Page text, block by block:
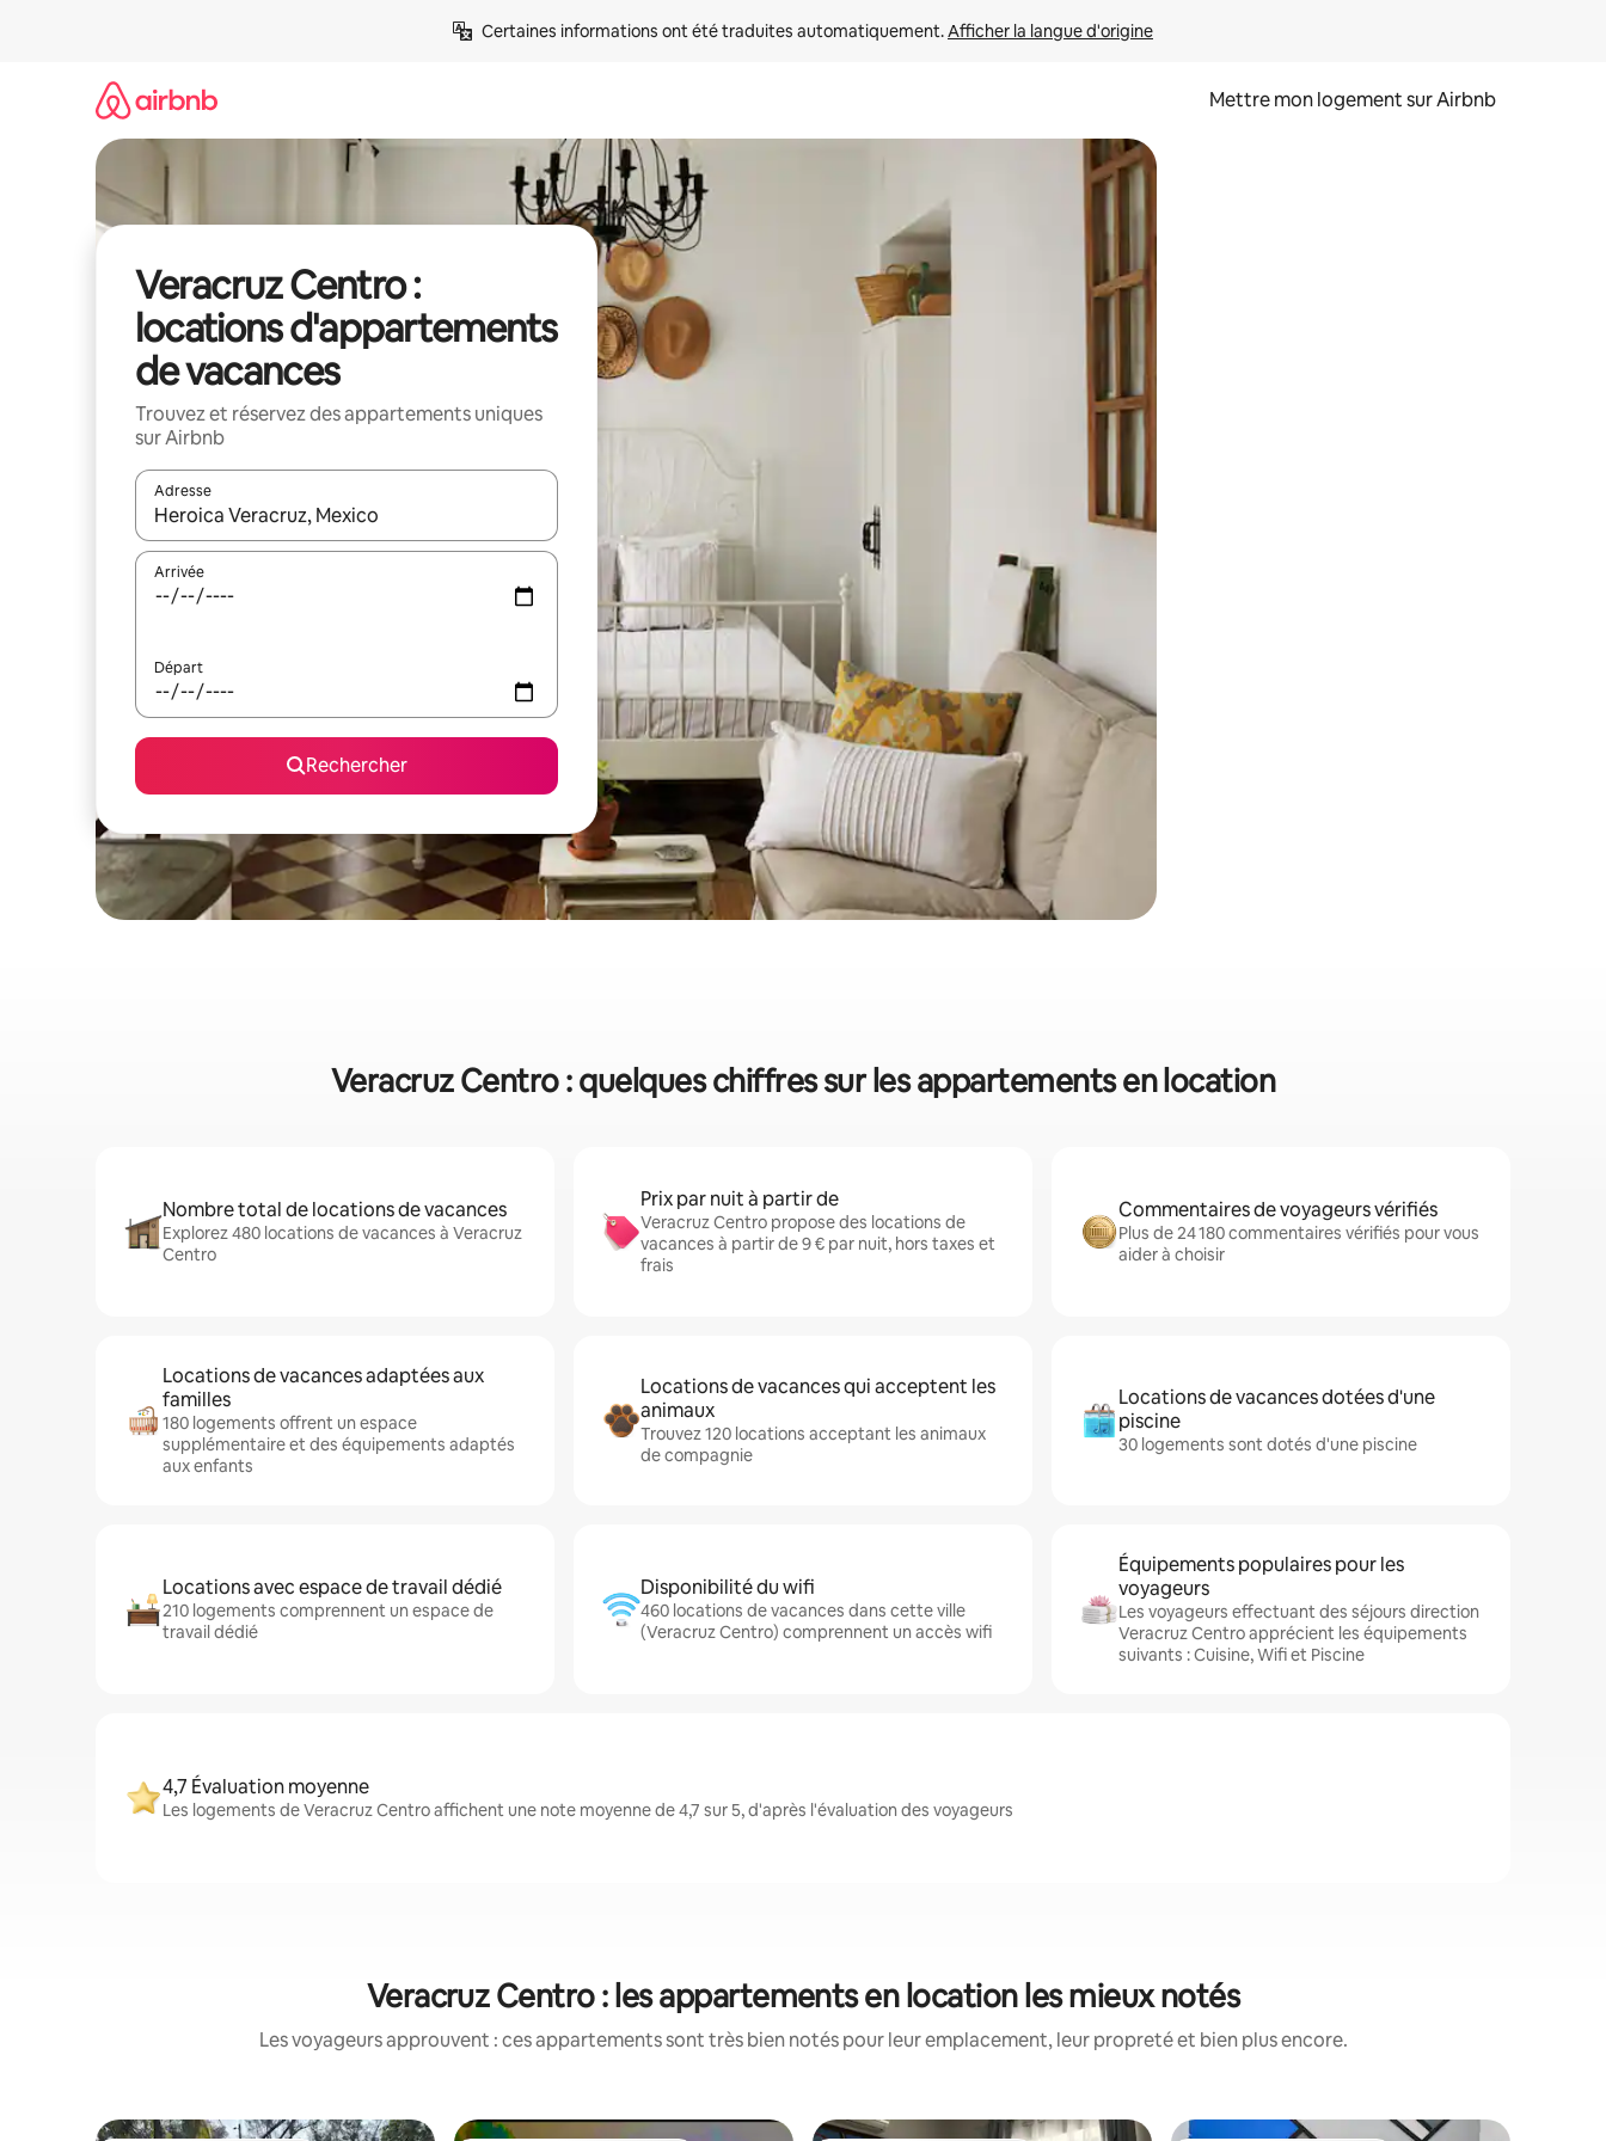
Certaines informations ont été traduites automatiquement. Afficher la langue d'origine
Mettre mon logement sur Airbnb
Veracruz Centro :
locations d'appartements
de vacances
Trouvez et réservez des appartements uniques
sur Airbnb
Adresse
Lorsque les résultats s'affichent, utilisez les flèches vers le haut et vers le bas pour les parcourir ou en appuyant et en faisant glisser.
Arrivée
Départ
Rechercher
Veracruz Centro : quelques chiffres sur les appartements en location
Nombre total de locations de vacances
Explorez 480 locations de vacances à Veracruz
Centro
Prix par nuit à partir de
Veracruz Centro propose des locations de
vacances à partir de 9 € par nuit, hors taxes et
frais
Commentaires de voyageurs vérifiés
Plus de 24 180 commentaires vérifiés pour vous
aider à choisir
Locations de vacances adaptées aux
familles
180 logements offrent un espace
supplémentaire et des équipements adaptés
aux enfants
Locations de vacances qui acceptent les
animaux
Trouvez 120 locations acceptant les animaux
de compagnie
Locations de vacances dotées d'une
piscine
30 logements sont dotés d'une piscine
Locations avec espace de travail dédié
210 logements comprennent un espace de
travail dédié
Disponibilité du wifi
460 locations de vacances dans cette ville
(Veracruz Centro) comprennent un accès wifi
Équipements populaires pour les
voyageurs
Les voyageurs effectuant des séjours direction
Veracruz Centro apprécient les équipements
suivants : Cuisine, Wifi et Piscine
4,7 Évaluation moyenne
Les logements de Veracruz Centro affichent une note moyenne de 4,7 sur 5, d'après l'évaluation des voyageurs
Veracruz Centro : les appartements en location les mieux notés
Les voyageurs approuvent : ces appartements sont très bien notés pour leur emplacement, leur propreté et bien plus encore.